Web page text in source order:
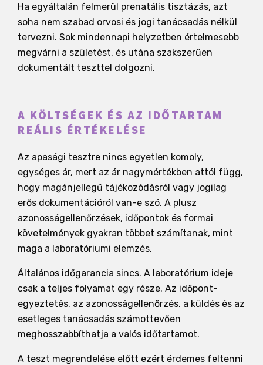
Ha egyáltalán felmerül prenatális tisztázás, azt
soha nem szabad orvosi és jogi tanácsadás nélkül
tervezni. Sok mindennapi helyzetben értelmesebb
megvárni a születést, és utána szakszerűen
dokumentált teszttel dolgozni.
A KÖLTSÉGEK ÉS AZ IDŐTARTAM
REÁLIS ÉRTÉKELÉSE
Az apasági tesztre nincs egyetlen komoly,
egységes ár, mert az ár nagymértékben attól függ,
hogy magánjellegű tájékozódásról vagy jogilag
erős dokumentációról van-e szó. A plusz
azonosságellenőrzések, időpontok és formai
követelmények gyakran többet számítanak, mint
maga a laboratóriumi elemzés.
Általános időgarancia sincs. A laboratórium ideje
csak a teljes folyamat egy része. Az időpont-
egyeztetés, az azonosságellenőrzés, a küldés és az
esetleges tanácsadás számottevően
meghosszabbíthatja a valós időtartamot.
A teszt megrendelése előtt ezért érdemes feltenni